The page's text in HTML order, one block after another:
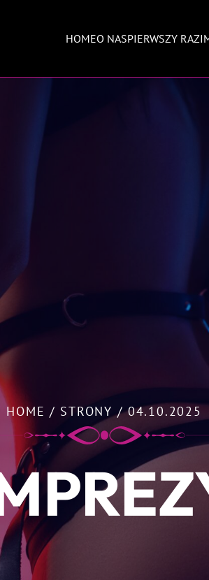
HOMEO NASPIERWSZY RAZ
HOME / STRONY / 04.10.2025